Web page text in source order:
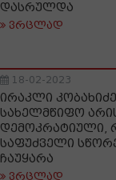
დასრულდა
ვრცლად
18-02-2023
ირაკლი
სახელმწიფო
დემოკრატიული,
საფუძველი
ჩაუყარა
ვრცლად